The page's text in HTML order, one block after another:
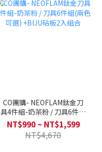
CO團購- NEOFLAM鈦金刀
具4件組-奶茶粉 / 刀具6件組
(兩色可選) +BIJU砧板2入組
合
NT$990 ~ NT$1,599
NT$4,670